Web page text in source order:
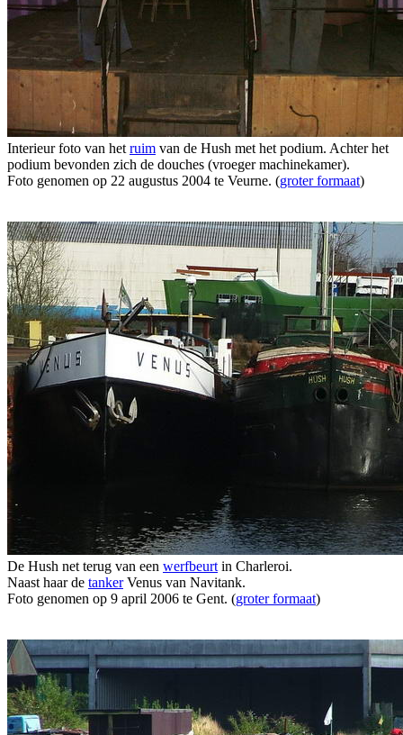
Interieur foto van het ruim van de Hush met het podium. Achter het
podium bevonden zich de douches (vroeger machinekamer).
Foto genomen op 22 augustus 2004 te Veurne. (groter formaat)
De Hush net terug van een werfbeurt in Charleroi.
Naast haar de tankerVenus van Navitank.
Foto genomen op 9 april 2006 te Gent. (groter formaat)